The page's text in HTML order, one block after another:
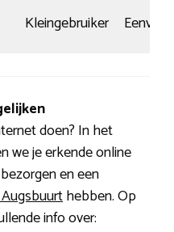
Kleingebruiker
doen? In het
we je erkende online
en een
hebben. Op
info over: